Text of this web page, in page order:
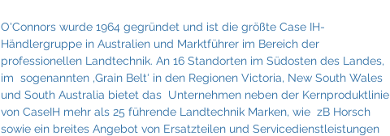
O'Connors wurde 1964 gegründet und ist die größte Case IH-
Händlergruppe in Australien und Marktführer im Bereich der
professionellen Landtechnik. An 16 Standorten im Südosten des Landes,
im  sogenannten ‚Grain Belt‘ in den Regionen Victoria, New South Wales
und South Australia bietet das  Unternehmen neben der Kernproduktlinie
von CaseIH mehr als 25 führende Landtechnik Marken, wie  zB Horsch
sowie ein breites Angebot von Ersatzteilen und Servicedienstleistungen